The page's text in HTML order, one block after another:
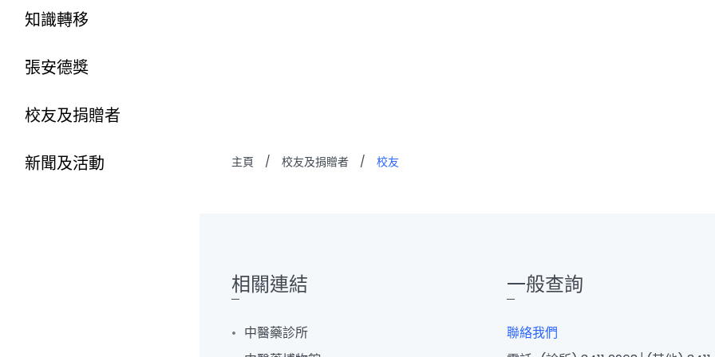
知識轉移
張安德獎
校友及捐贈者
新聞及活動 主頁 / 校友及捐贈者 / 校友
相關連結
中醫藥診所
一般查詢
聯絡我們